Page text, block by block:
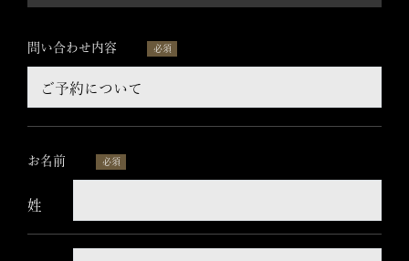
も回答が届かない場合は、アドレス不備などで送信が完了していな
ます。
の
ー
ル
ド
問い合わせ内容 必須
お名前 必須
姓